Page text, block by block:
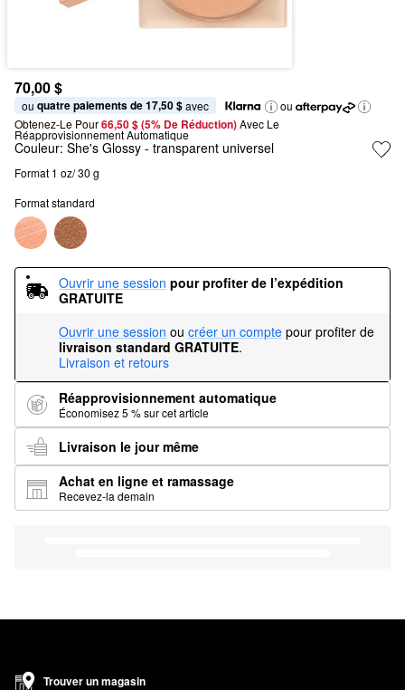
70,00 $
ou quatre paiements de 17,50 $ avec
ou
Obtenez-Le Pour66,50 $ (5% De Réduction) Avec Le
Réapprovisionnement Automatique
Couleur: She's Glossy - transparent universel
Format 1 oz/ 30 g
Format standard
Ouvrir une session pour profiter de l’expédition
GRATUITE
Ouvrir une session ou créer un compte pour profiter de
livraison standard GRATUITE.
Livraison et retours
Réapprovisionnement automatique
Économisez 5 % sur cet article
Livraison le jour même
Achat en ligne et ramassage
Recevez-la demain
Trouver un magasin